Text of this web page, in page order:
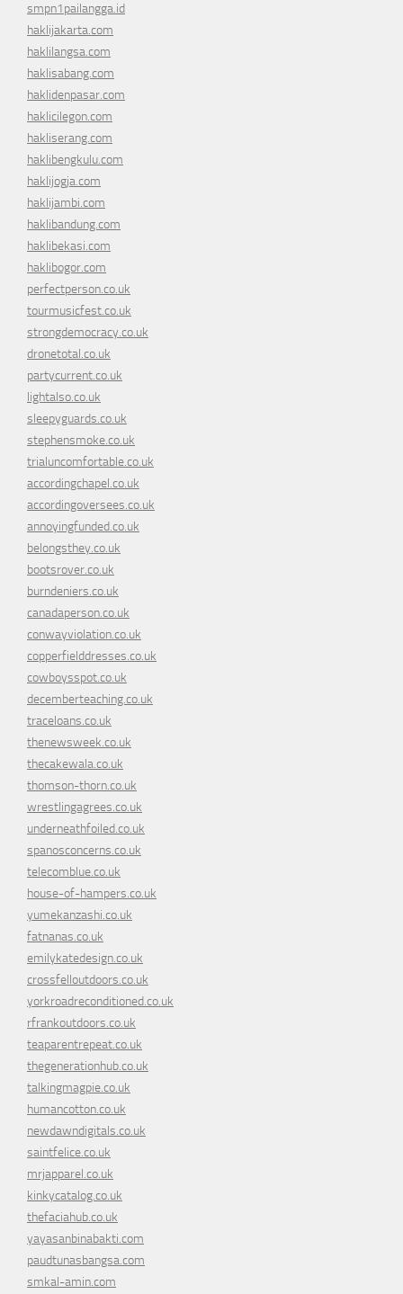
smpn1pailangga.id
haklijakarta.com
haklilangsa.com
haklisabang.com
haklidenpasar.com
haklicilegon.com
hakliserang.com
haklibengkulu.com
haklijogja.com
haklijambi.com
haklibandung.com
haklibekasi.com
haklibogor.com
perfectperson.co.uk
tourmusicfest.co.uk
strongdemocracy.co.uk
dronetotal.co.uk
partycurrent.co.uk
lightalso.co.uk
sleepyguards.co.uk
stephensmoke.co.uk
trialuncomfortable.co.uk
accordingchapel.co.uk
accordingoversees.co.uk
annoyingfunded.co.uk
belongsthey.co.uk
bootsrover.co.uk
burndeniers.co.uk
canadaperson.co.uk
conwayviolation.co.uk
copperfielddresses.co.uk
cowboysspot.co.uk
decemberteaching.co.uk
traceloans.co.uk
thenewsweek.co.uk
thecakewala.co.uk
thomson-thorn.co.uk
wrestlingagrees.co.uk
underneathfoiled.co.uk
spanosconcerns.co.uk
telecomblue.co.uk
house-of-hampers.co.uk
yumekanzashi.co.uk
fatnanas.co.uk
emilykatedesign.co.uk
crossfelloutdoors.co.uk
yorkroadreconditioned.co.uk
rfrankoutdoors.co.uk
teaparentrepeat.co.uk
thegenerationhub.co.uk
talkingmagpie.co.uk
humancotton.co.uk
newdawndigitals.co.uk
saintfelice.co.uk
mrjapparel.co.uk
kinkycatalog.co.uk
thefaciahub.co.uk
yayasanbinabakti.com
paudtunasbangsa.com
smkal-amin.com